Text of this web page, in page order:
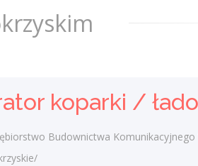
na więcej niż jedną
Dostawca -
PTD PARTNER
Budownictwa Komunikacyjnego "MOSTKOL"